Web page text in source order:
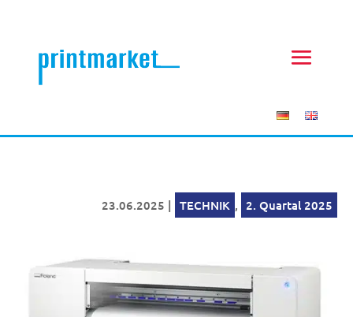
23.06.2025 | TECHNIK , 2. Quartal 2025